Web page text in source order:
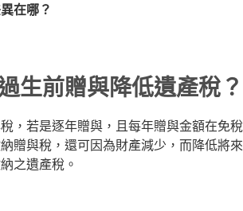
在哪？
生前贈與降低遺產稅？
，若是逐年贈與，且每年贈與金額在免稅
贈與稅，還可因為財產減少，而降低將來
之遺產稅。